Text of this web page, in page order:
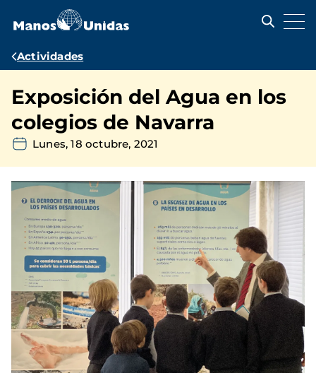
contenido
Ruta
navegación
Actividades
Exposición del Agua en los
colegios de Navarra
Lunes, 18 octubre, 2021